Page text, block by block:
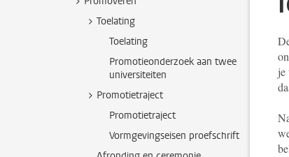
Toelating
Toelating
Promotieonderzoek aan twee
universiteiten
Promotietraject
Promotietraject
Vormgevingseisen proefschrift
je